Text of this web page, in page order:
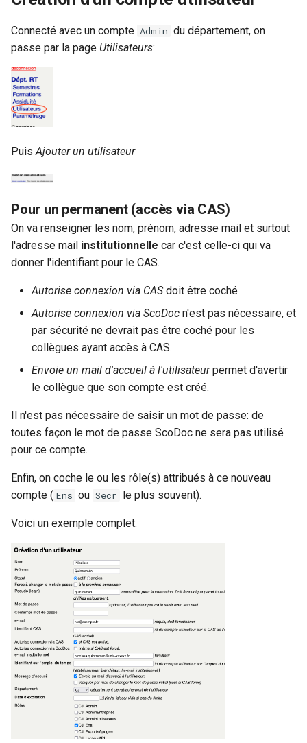
Connecté avec un compte Admin du département, on
passe par la page Utilisateurs:
Puis Ajouter un utilisateur
Pour un permanent (accès via CAS)
On va renseigner les nom, prénom, adresse mail et surtout
l'adresse mail institutionnelle car c'est celle-ci qui va
donner l'identifiant pour le CAS.
Autorise connexion via CASdoit être coché
Autorise connexion via ScoDoc n'est pas nécessaire, et
par sécurité ne devrait pas être coché pour les
collègues ayant accès à CAS.
Envoie un mail d'accueil à l'utilisateurpermet d'avertir
le collègue que son compte est créé.
Il n'est pas nécessaire de saisir un mot de passe: de
toutes façon le mot de passe ScoDoc ne sera pas utilisé
pour ce compte.
Enfin, on coche le ou les rôle(s) attribués à ce nouveau
compte ( Ens ou Secr le plus souvent).
Voici un exemple complet: